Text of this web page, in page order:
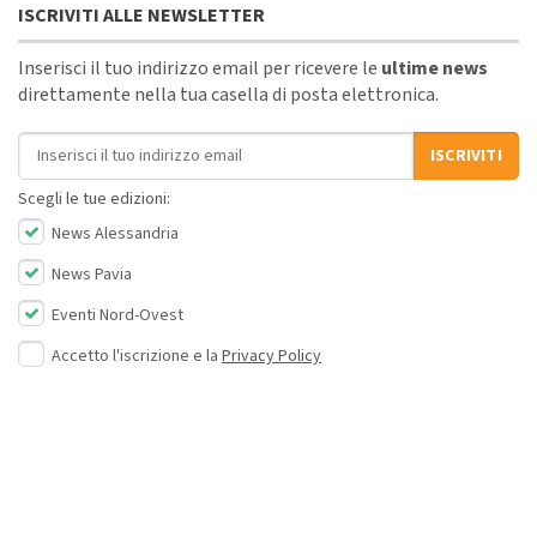
ISCRIVITI ALLE NEWSLETTER
Inserisci il tuo indirizzo email per ricevere le ultime news
direttamente nella tua casella di posta elettronica.
Indirizzo email
ISCRIVITI
Scegli le tue edizioni:
News Alessandria
News Pavia
Eventi Nord-Ovest
Accetto l'iscrizione e la Privacy Policy